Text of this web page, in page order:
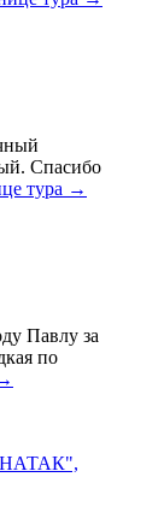
Спасибо
тура →
Павлу за
по